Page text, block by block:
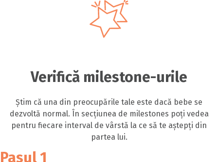
Verifică milestone-urile
Știm că una din preocupările tale este dacă bebe se
dezvoltă normal. În secțiunea de milestones poți vedea
pentru fiecare interval de vârstă la ce să te aștepți din
partea lui.
Pasul 1